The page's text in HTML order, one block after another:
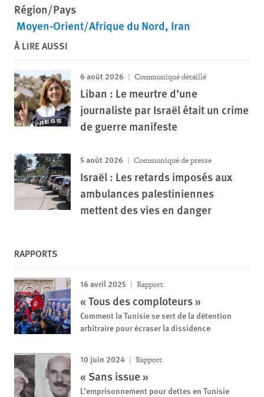
Région/Pays
Moyen-Orient/Afrique du Nord Iran
À LIRE AUSSI
6 août 2026 Communiqué détaillé
Liban : Le meurtre d’une
journaliste par Israël était un crime
de guerre manifeste
5 août 2026 Communiqué de presse
Israël : Les retards imposés aux
ambulances palestiniennes
mettent des vies en danger
RAPPORTS
16 avril 2025 Rapport
« Tous des comploteurs »
Comment la Tunisie se sert de la détention
arbitraire pour écraser la dissidence
10 juin 2024 Rapport
« Sans issue »
L’emprisonnement pour dettes en Tunisie